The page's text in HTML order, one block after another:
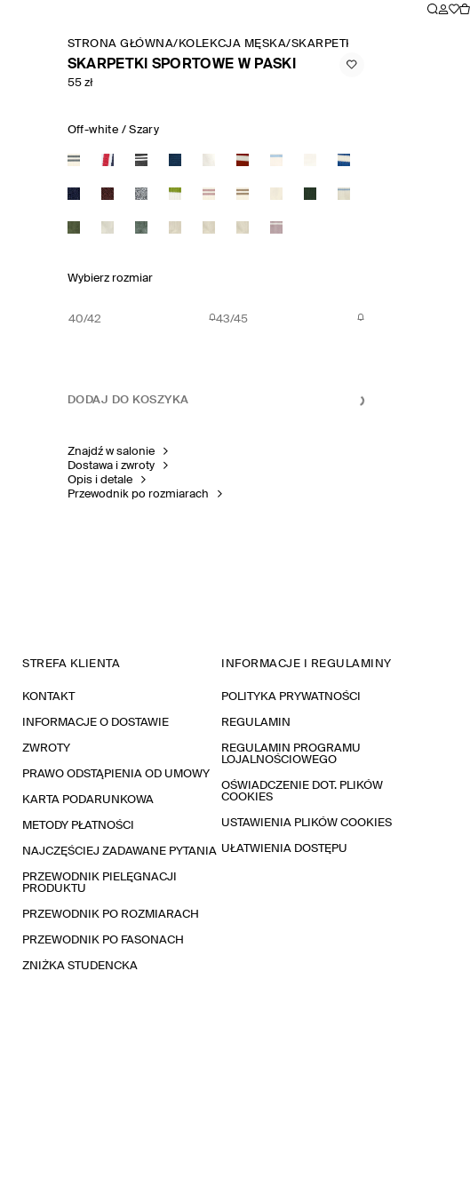
STRONA GŁÓWNA/ KOLEKCJA MĘSKA/SKARPETKI
SKARPETKI SPORTOWE W PASKI
55 zł
Off-white / Szary
Wybierz rozmiar
40/42 43/45
DODAJ DO KOSZYKA
Znajdź w salonie
Dostawa i zwroty
Opis i detale
Przewodnik po rozmiarach
STREFA KLIENTA
KONTAKT
INFORMACJE O DOSTAWIE
ZWROTY
PRAWO ODSTĄPIENIA OD UMOWY
KARTA PODARUNKOWA
METODY PŁATNOŚCI
NAJCZĘŚCIEJ ZADAWANE PYTANIA
PRZEWODNIK PIELĘGNACJI
PRODUKTU
PRZEWODNIK PO ROZMIARACH
PRZEWODNIK PO FASONACH
ZNIŻKA STUDENCKA
INFORMACJE I REGULAMINY
POLITYKA PRYWATNOŚCI
REGULAMIN
REGULAMIN PROGRAMU
LOJALNOŚCIOWEGO
OŚWIADCZENIE DOT. PLIKÓW
COOKIES
USTAWIENIA PLIKÓW COOKIES
UŁATWIENIA DOSTĘPU